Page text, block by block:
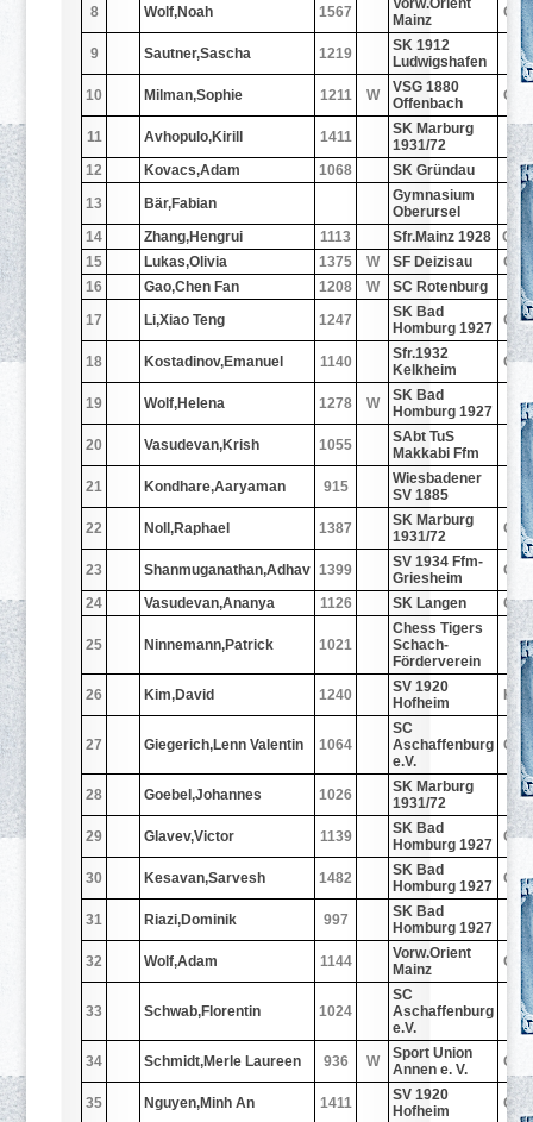
8 Wolf,Noah 1567
Vorw.Orient
Mainz
GER
9 Sautner,Sascha 1219
SK 1912
Ludwigshafen
10 Milman,Sophie 1211 W
VSG 1880
Offenbach
GER
11 Avhopulo,Kirill 1411
SK Marburg
1931/72
-
12
Kovacs,Adam 1068 SK Gründau
-
13
Bär,Fabian
Gymnasium
Oberursel
14
Zhang,Hengrui 1113 Sfr.Mainz 1928
15
Lukas,Olivia 1375 W SF Deizisau
GER
16
Gao,Chen Fan 1208 W SC Rotenburg
17
Li,Xiao Teng 1247
SK Bad
Homburg 1927
GER
18 Kostadinov,Emanuel 1140
Sfr.1932
Kelkheim
GER
19 Wolf,Helena 1278 W
SK Bad
Homburg 1927
-
20 Vasudevan,Krish 1055
SAbt TuS
Makkabi Ffm
21 Kondhare,Aaryaman 915
Wiesbadener
SV 1885
22 Noll,Raphael 1387
SK Marburg
1931/72
GER
23 Shanmuganathan,Adhav 1399
SV 1934 Ffm-
Griesheim
GER
24
Vasudevan,Ananya 1126 SK Langen GER
25 Ninnemann,Patrick 1021
Chess Tigers
Schach-
Förderverein
-
26 Kim,David 1240
SV 1920
Hofheim
KGZ
27 Giegerich,Lenn Valentin 1064
SC
Aschaffenburg
e.V.
GER
28 Goebel,Johannes 1026
SK Marburg
1931/72
-
29 Glavev,Victor 1139
SK Bad
Homburg 1927
GER
30 Kesavan,Sarvesh 1482
SK Bad
Homburg 1927
GER
31 Riazi,Dominik 997
SK Bad
Homburg 1927
32 Wolf,Adam 1144
Vorw.Orient
Mainz
GER
33 Schwab,Florentin 1024
SC
Aschaffenburg
e.V.
34 Schmidt,Merle Laureen 936 W
Sport Union
Annen e. V.
GER
35 Nguyen,Minh An 1411
SV 1920
Hofheim
GER